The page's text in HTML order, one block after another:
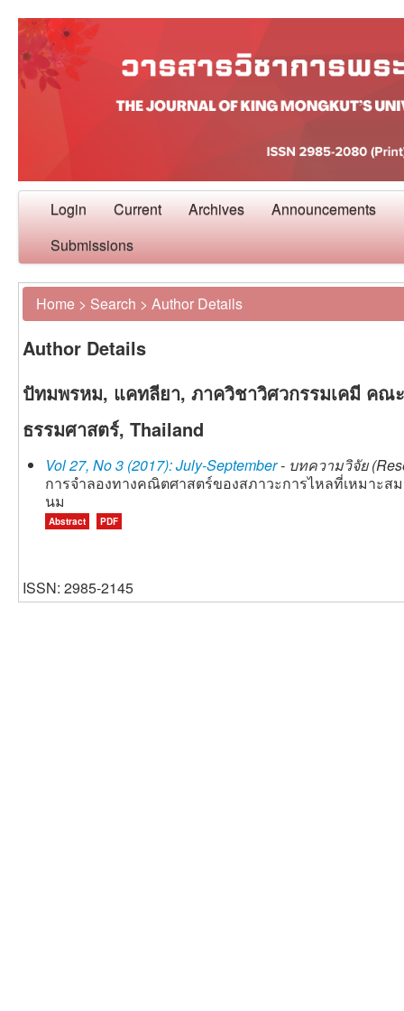
Login Current Archives Announcements
Submissions
Home > Search > Author Details
Author Details
ปัทมพรหม, แคทลียา, ภาควิชาวิศวกรรมเคมี คณ
ธรรมศาสตร์, Thailand
Vol 27, No 3 (2017): July-September- บทความวิจัย
การจำลองทางคณิตศาสตร์ของสภาวะการไหลที่เหมาะส
นม
Abstract PDF
ISSN: 2985-2145